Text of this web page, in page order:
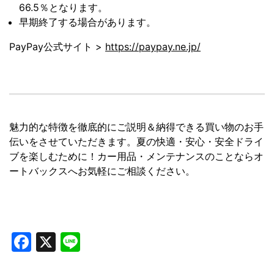
66.5％となります。
早期終了する場合があります。
PayPay公式サイト > https://paypay.ne.jp/
魅力的な特徴を徹底的にご説明＆納得できる買い物のお手
伝いをさせていただきます。夏の快適・安心・安全ドライ
ブを楽しむために！カー用品・メンテナンスのことならオ
ートバックスへお気軽にご相談ください。
Facebook
X